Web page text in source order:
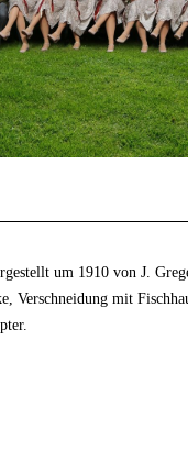
um 1910 von J.
Verschneidung mit